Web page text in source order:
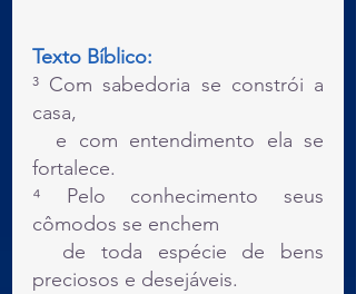
Texto Bíblico:
³ Com sabedoria se constrói a
casa,
fortalece.
⁴ Pelo conhecimento seus
cômodos se enchem
preciosos e desejáveis.